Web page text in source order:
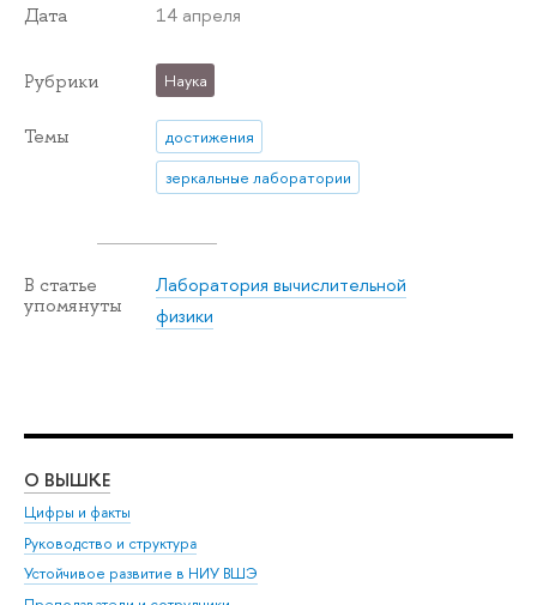
Дата 14 апреля
Рубрики Наука
Темы
достижения
зеркальные лаборатории
В статье
упомянуты
Лаборатория вычислительной
физики
О ВЫШКЕ
Цифры и факты
Руководство и структура
Устойчивое развитие в НИУ ВШЭ